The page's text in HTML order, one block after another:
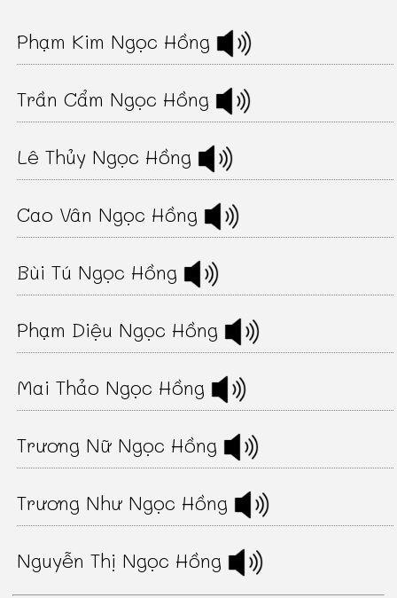
Phạm Kim Ngọc Hồng
Trần Cẩm Ngọc Hồng
Lê Thủy Ngọc Hồng
Cao Vân Ngọc Hồng
Bùi Tú Ngọc Hồng
Phạm Diệu Ngọc Hồng
Mai Thảo Ngọc Hồng
Trương Nữ Ngọc Hồng
Trương Như Ngọc Hồng
Nguyễn Thị Ngọc Hồng